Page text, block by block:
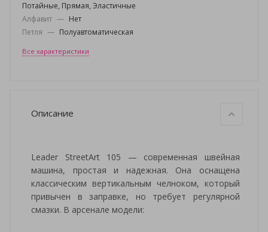
Потайные, Прямая, Эластичные
Алфавит — Нет
Петля — Полуавтоматическая
Все характеристики
Описание
Leader StreetArt 105 — современная швейная
машина, простая и надежная. Она оснащена
классическим вертикальным челноком, который
привычен в заправке, но требует регулярной
смазки. В арсенале модели: